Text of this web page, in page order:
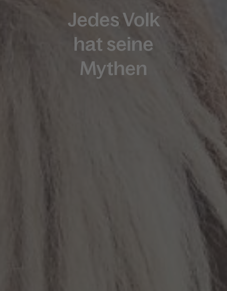
Jedes Volk
hat seine
Mythen